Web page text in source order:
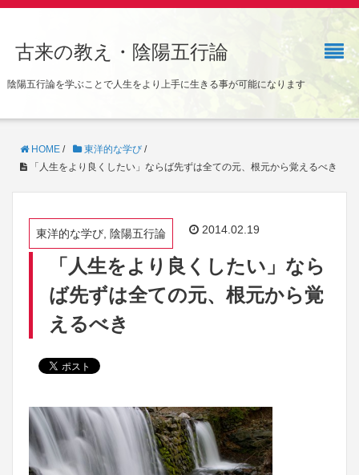
古来の教え・陰陽五行論
陰陽五行論を学ぶことで人生をより上手に生きる事が可能になります
HOME / 東洋的な学び /
「人生をより良くしたい」ならば先ずは全ての元、根元から覚えるべき
東洋的な学び, 陰陽五行論 2014.02.19
「人生をより良くしたい」なら
ば先ずは全ての元、根元から覚
えるべき